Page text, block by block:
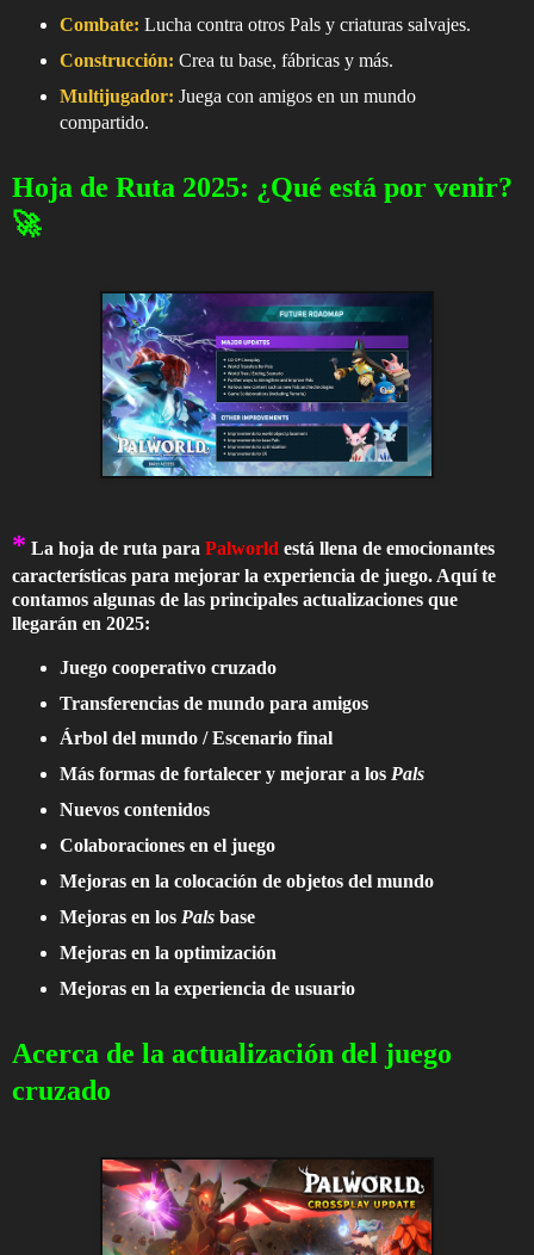
Combate: Lucha contra otros Pals y criaturas salvajes.
Construcción: Crea tu base, fábricas y más.
Multijugador: Juega con amigos en un mundo
compartido.
Hoja de Ruta 2025: ¿Qué está por venir?
🚀
* La hoja de ruta para Palworld está llena de emocionantes
características para mejorar la experiencia de juego. Aquí te
contamos algunas de las principales actualizaciones que
llegarán en 2025:
Juego cooperativo cruzado
Transferencias de mundo para amigos
Árbol del mundo / Escenario final
Más formas de fortalecer y mejorar a los Pals
Nuevos contenidos
Colaboraciones en el juego
Mejoras en la colocación de objetos del mundo
Mejoras en los Palsbase
Mejoras en la optimización
Mejoras en la experiencia de usuario
Acerca de la actualización del juego
cruzado